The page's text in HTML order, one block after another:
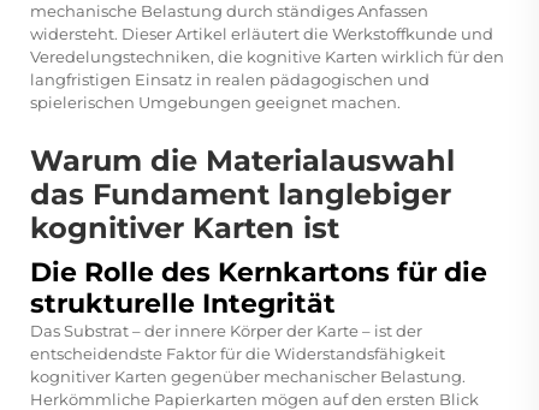
mechanische Belastung durch ständiges Anfassen
widersteht. Dieser Artikel erläutert die Werkstoffkunde und
Veredelungstechniken, die kognitive Karten wirklich für den
langfristigen Einsatz in realen pädagogischen und
spielerischen Umgebungen geeignet machen.
Warum die Materialauswahl
das Fundament langlebiger
kognitiver Karten ist
Die Rolle des Kernkartons für die
strukturelle Integrität
Das Substrat – der innere Körper der Karte – ist der
entscheidendste Faktor für die Widerstandsfähigkeit
kognitiver Karten gegenüber mechanischer Belastung.
Herkömmliche Papierkarten mögen auf den ersten Blick